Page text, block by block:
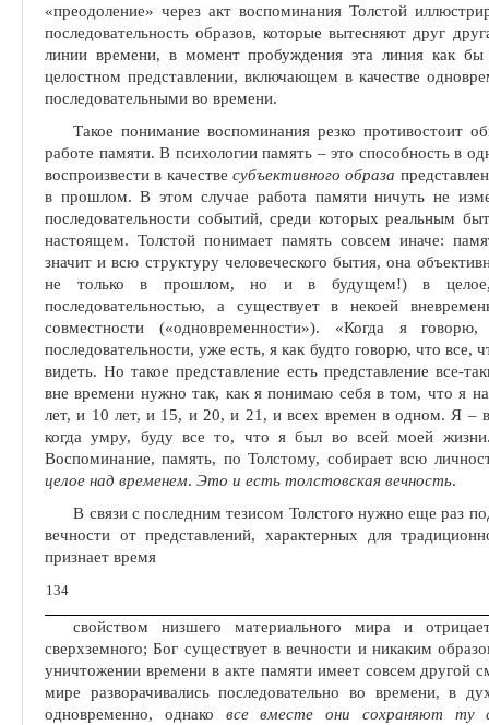
«преодоление» через акт воспоминания Толстой
последовательность образов, которые вытес­няют друг
линии времени, в момент пробуждения эта линия как
целостном представлении, включающем в качестве
последовательными во времени.
Такое понимание воспоминания резко противостоит
работе памяти. В психологии память – это спо­собность в
воспроизвести в качествесубъективного образа
в прошлом. В этом случае работа памяти ничуть не
последовательности событий, среди которых реальным
настоящем. Толстой понимает память совсем иначе:
значит и всю структуру человеческого бытия, она
не только в прошлом, но и в буду­щем!) в целое,
последовательностью, а существует в некоей
совместности («одновременности»). «Когда я
последовательности, уже есть, я как будто говорю, что все,
видеть. Но такое представле­ние есть представление все-
вне времени нужно так, как я понимаю себя в том, что я
лет, и 10 лет, и 15, и 20, и 21, и всех времен в одном. Я –
когда умру, буду все то, что я был во всей моей
Воспоминание, память, по Толстому, собирает всю
целое над временем. Это и есть толстов­ская вечность.
В связи с последним тезисом Толстого нужно еще раз
вечности от представлений, характерных для
признает время
134
свойством низшего материального мира и
сверхземного; Бог существует в вечности и никаким
уничтожении времени в акте памяти имеет совсем другой
мире разворачивались последовательно во времени, в
одновременно, однако все вместе они сохраняют ту